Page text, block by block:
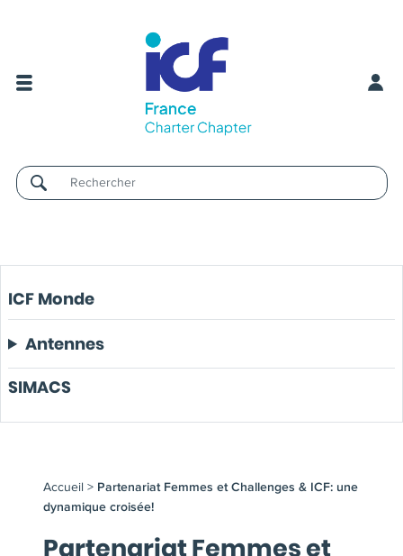
Username
ICF Monde
Antennes
SIMACS
Accueil > Partenariat Femmes et Challenges & ICF: une
dynamique croisée!
Partenariat Femmes et